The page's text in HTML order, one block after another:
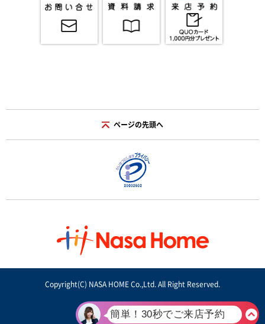
ページの先頭へ
Copyright(C) NASA HOME Co.,Ltd. All Right Reserved.